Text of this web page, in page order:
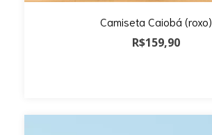
Camiseta Caiobá (roxo)
R$159,90